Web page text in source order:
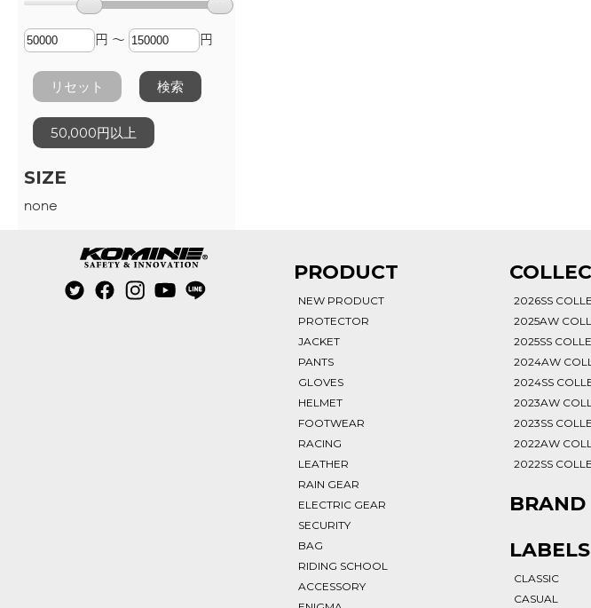
円 ～ 円
リセット 検索
50,000円以上
SIZE
none
PRODUCT
NEW PRODUCT
PROTECTOR
JACKET
PANTS
GLOVES
HELMET
FOOTWEAR
RACING
LEATHER
RAIN GEAR
ELECTRIC GEAR
SECURITY
BAG
RIDING SCHOOL
ACCESSORY
2026SS
2025AW
2025SS
2024AW
2024SS
2023AW
2023SS
2022AW
2022SS
BRAND
LABELS
CLASSIC
CASUAL